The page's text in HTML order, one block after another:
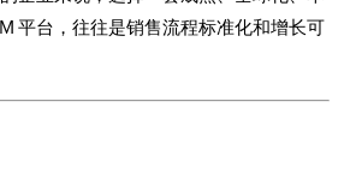
平台，往往是销售流程标准化和增长可